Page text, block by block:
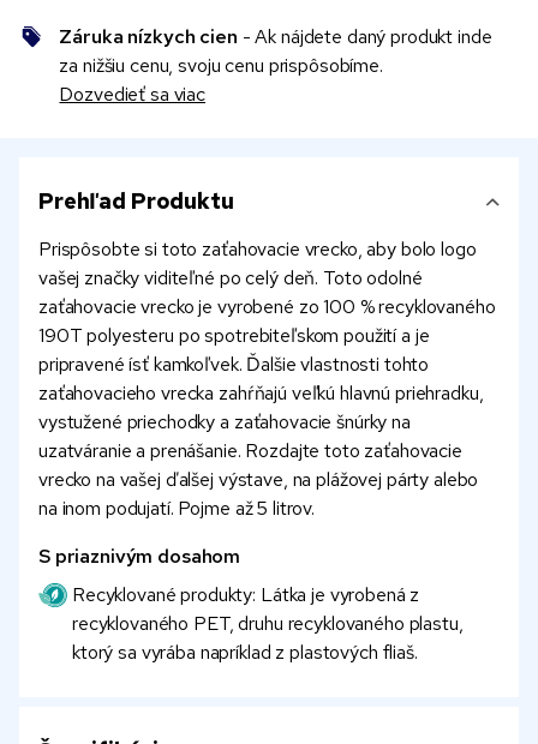
Záruka nízkych cien - Ak nájdete daný produkt inde
za nižšiu cenu, svoju cenu prispôsobíme.
Dozvedieť sa viac
Prehľad Produktu
Prispôsobte si toto zaťahovacie vrecko, aby bolo logo
vašej značky viditeľné po celý deň. Toto odolné
zaťahovacie vrecko je vyrobené zo 100 % recyklovaného
190T polyesteru po spotrebiteľskom použití a je
pripravené ísť kamkoľvek. Ďalšie vlastnosti tohto
zaťahovacieho vrecka zahŕňajú veľkú hlavnú priehradku,
vystužené priechodky a zaťahovacie šnúrky na
uzatváranie a prenášanie. Rozdajte toto zaťahovacie
vrecko na vašej ďalšej výstave, na plážovej párty alebo
na inom podujatí. Pojme až 5 litrov.
S priaznivým dosahom
Recyklované produkty: Látka je vyrobená z
recyklovaného PET, druhu recyklovaného plastu,
ktorý sa vyrába napríklad z plastových fliaš.